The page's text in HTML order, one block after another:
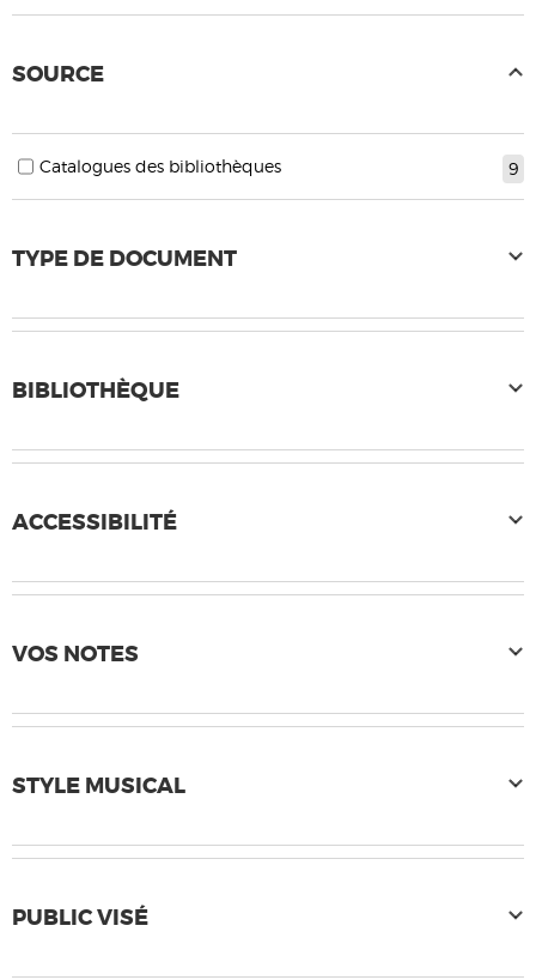
SOURCE
9
Catalogues des bibliothèques
TYPE DE DOCUMENT
BIBLIOTHÈQUE
ACCESSIBILITÉ
VOS NOTES
STYLE MUSICAL
PUBLIC VISÉ